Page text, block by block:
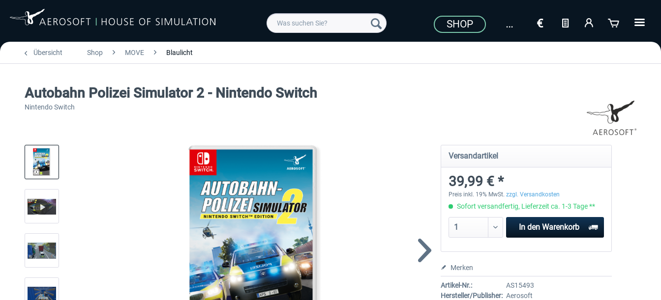
SHOP
Übersicht Shop MOVE Blaulicht
Autobahn Polizei Simulator 2 - Nintendo Switch
Nintendo Switch
Versandartikel
39,99 € *
Preis inkl. 19% MwSt. zzgl. Versandkosten
Sofort versandfertig, Lieferzeit ca. 1-3 Tage **
In den Warenkorb
Merken
Artikel-Nr.:
AS15493
Hersteller/Publisher: Aerosoft